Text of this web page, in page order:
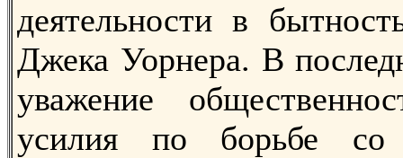
деятельности в
Джека Уорнера. В
уважение
усилия по борьбе